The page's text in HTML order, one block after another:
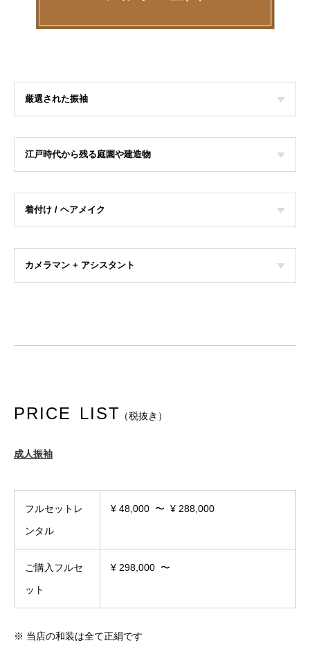
厳選された振袖
江戸時代から残る庭園や建造物
着付け / ヘアメイク
カメラマン + アシスタント
PRICE LIST （税抜き）
成人振袖
フルセットレ
ンタル
¥ 48,000 〜 ¥ 288,000
ご購入フルセ
ット
¥ 298,000 〜
※ 当店の和装は全て正絹です